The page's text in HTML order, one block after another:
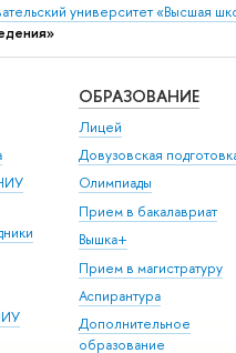
университет «Высшая
ОБРАЗОВАНИЕ
Лицей
Довузовская
Олимпиады
Прием в бакалавриат
Вышка+
Прием в магистратуру
Аспирантура
Дополнительное
образование